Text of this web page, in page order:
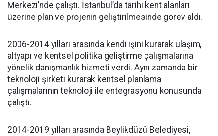
Merkezi’nde çalıştı. İstanbul’da tarihi kent alanları
üzerine plan ve projenin geliştirilmesinde görev aldı.
2006-2014 yılları arasında kendi işini kurarak ulaşım,
altyapı ve kentsel politika geliştirme çalışmalarına
yönelik danışmanlık hizmeti verdi. Aynı zamanda bir
teknoloji şirketi kurarak kentsel planlama
çalışmalarının teknoloji ile entegrasyonu konusunda
çalıştı.
2014-2019 yılları arasında Beylikdüzü Belediyesi,